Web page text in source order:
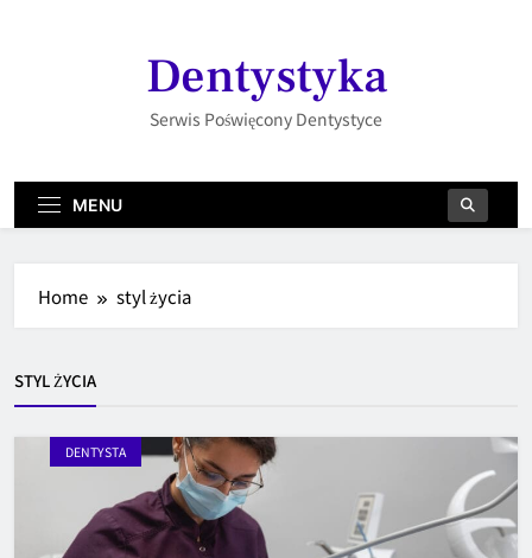
Dentystyka
Serwis Poświęcony Dentystyce
MENU
Home styl życia
STYL ŻYCIA
DENTYSTA